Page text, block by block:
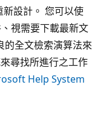
設計。 您可以使
視需要下載最新文
的全文檢索演算法來
尋找所進行之工作
Help System